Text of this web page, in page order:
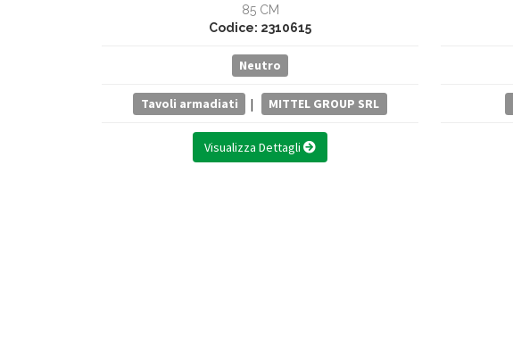
85 CM
Codice: 2310615
Neutro
Tavoli armadiati | MITTEL GROUP SRL
Visualizza Dettagli